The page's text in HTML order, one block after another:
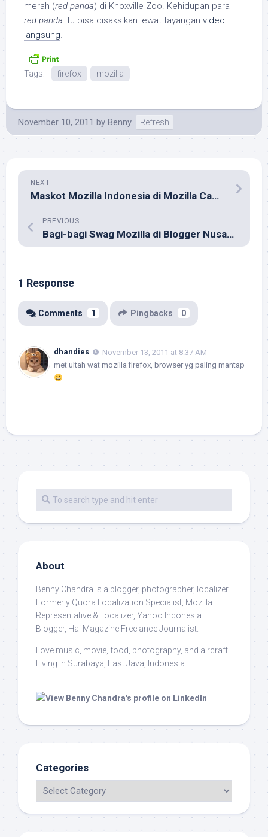
merah (red panda) di Knoxville Zoo. Kehidupan para
red panda itu bisa disaksikan lewat tayangan video
langsung.
Tags: firefox mozilla
November 10, 2011 by Benny Refresh
NEXT
Maskot Mozilla Indonesia di Mozilla Camp Asia 2011
PREVIOUS
Bagi-bagi Swag Mozilla di Blogger Nusantara 2011
1 Response
Comments 1 Pingbacks 0
dhandies
November 13, 2011 at 8:37 AM
met ultah wat mozilla firefox, browser yg paling mantap
About
Benny Chandra is a blogger, photographer, localizer.
Formerly Quora Localization Specialist, Mozilla
Representative & Localizer, Yahoo Indonesia
Blogger, Hai Magazine Freelance Journalist.
Love music, movie, food, photography, and aircraft.
Living in Surabaya, East Java, Indonesia.
Categories